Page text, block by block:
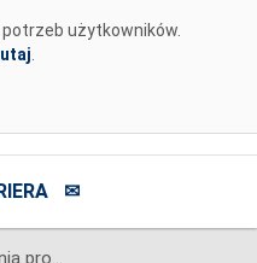
użytkowników.
✉
Komunikat OSP dotyczący zawieszenia procesu Jednolitego łączenia Rynków Dnia Bieżącego w dniu 17.03.2026r.